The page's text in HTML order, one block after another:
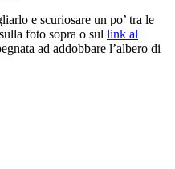
e scuriosare un po’ tra le
foto sopra o sul link al
ad addobbare l’albero di